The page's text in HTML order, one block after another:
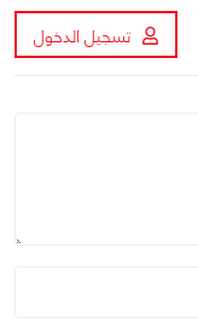
تسجيل الدخول